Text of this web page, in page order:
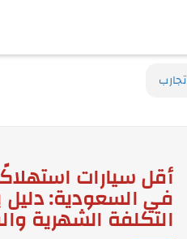
تجارب
أقل سيارات
في السعودية: دليل
التكلفة الشهرية